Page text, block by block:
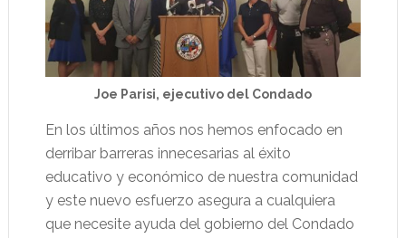
Joe Parisi, ejecutivo del Condado
En los últimos años nos hemos enfocado en
derribar barreras innecesarias al éxito
educativo y económico de nuestra comunidad
y este nuevo esfuerzo asegura a cualquiera
que necesite ayuda del gobierno del Condado